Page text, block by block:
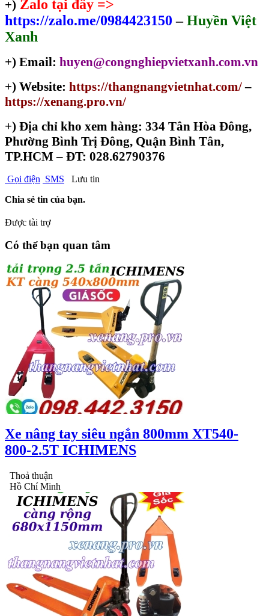
+) Zalo tại đây =>
https://zalo.me/0984423150 –Huyền Việt
Xanh
+) Email: huyen@congnghiepvietxanh.com.vn
+) Website: https://thangnangvietnhat.com/–
https://xenang.pro.vn/
+) Địa chỉ kho xem hàng: 334 Tân Hòa Đông,
Phường Bình Trị Đông, Quận Bình Tân,
TP.HCM – ĐT: 028.62790376
Gọi điện SMS
Lưu tin
Chia sẻ tin của bạn.
Được tài trợ
Có thể bạn quan tâm
Xe nâng tay siêu ngắn 800mm XT540-
800-2.5T ICHIMENS
Thoả thuận
Hồ Chí Minh